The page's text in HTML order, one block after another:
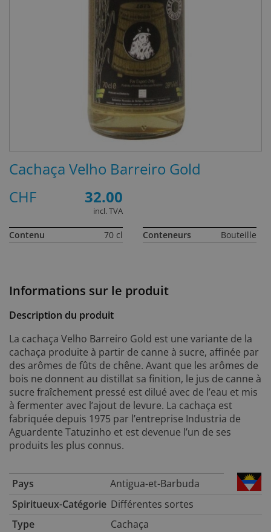
Informations sur le produit
Description du produit
La cachaça Velho Barreiro Gold est une variante de la
cachaça produite à partir de canne à sucre, affinée par
des arômes de fûts de chêne. Avant que les arômes de
bois ne donnent au distillat sa finition, le jus de canne à
sucre fraîchement pressé est dilué avec de l’eau et mis
à fermenter avec l’ajout de levure. La cachaça est
fabriquée depuis 1975 par l’entreprise Industria de
Aguardente Tatuzinho et est devenue l’un de ses
produits les plus connus.
Pays
Antigua-et-Barbuda
Spiritueux-Catégorie Différentes sortes
Type
Cachaça
Cachaça Velho Barreiro Gold
CHF
32.00
incl. TVA
Contenu 70 cl Conteneurs Bouteille